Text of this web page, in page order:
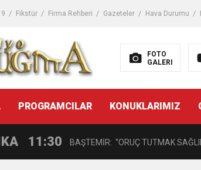
Fikstür Firma Rehberi Gazeteler Hava Durumu
FOTO
GALERI
PROGRAMCILAR KONUKLARIMIZ
14:08 Gaziantep FK o yıldızı getiriyor
11:59 GÖĞÜS HASTALIKLARI
11:30 BAŞTEMİR: “ORUÇ TUTMAK